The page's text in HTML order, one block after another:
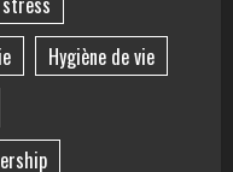
Hygiène de vie